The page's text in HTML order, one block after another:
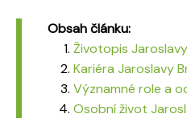
Obsah článku:
Životopis
Kariéra Jaroslavy
Významné role a
Osobní život